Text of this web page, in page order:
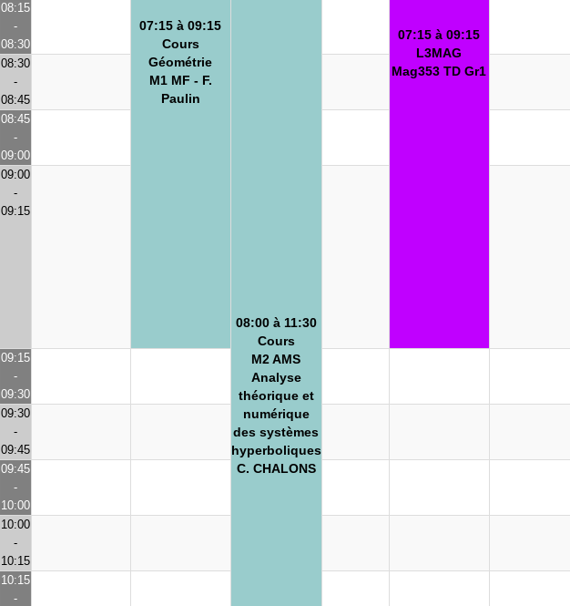
07:15 à 09:15
Cours
Géométrie
M1 MF - F.
Paulin
07:15 à 09:15
L3MAG
Mag353 TD Gr1
08:00 à 11:30
Cours
M2 AMS
Analyse
théorique et
numérique
des systèmes
hyperboliques
C. CHALONS
08:15
-
08:30
08:30
-
08:45
08:45
-
09:00
09:00
-
09:15
09:15
-
09:30
09:30
-
09:45
09:45
-
10:00
10:00
-
10:15
10:15
-